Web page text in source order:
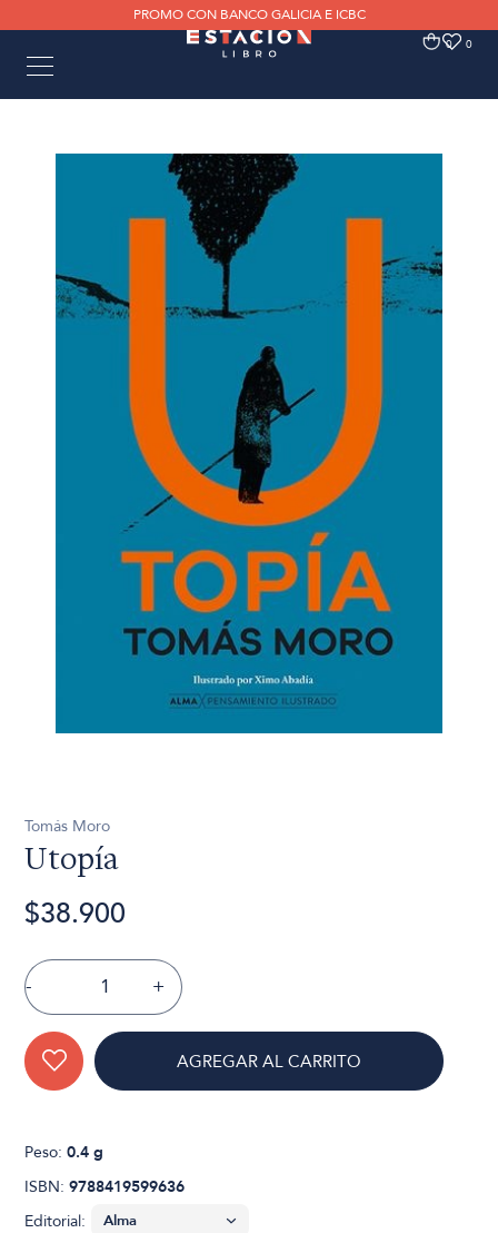
PROMO CON BANCO GALICIA E ICBC
0 0
Tomás Moro
Utopía
$38.900
- +
AGREGAR AL CARRITO
Peso:0.4 g
ISBN:9788419599636
Editorial: